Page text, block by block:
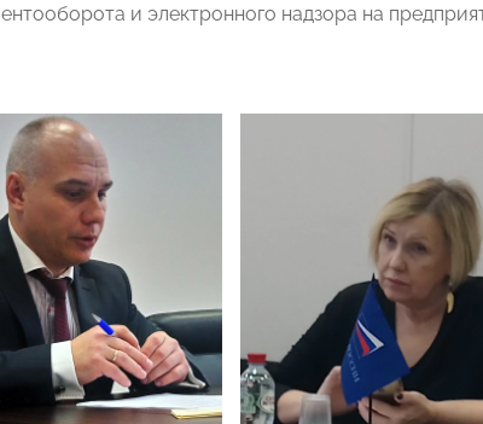
и электронного надзора на